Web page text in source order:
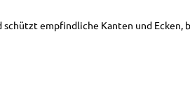
empfindliche Kanten und Ecken,